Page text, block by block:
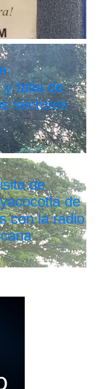
y falta de
sectores
de
de
con la radio